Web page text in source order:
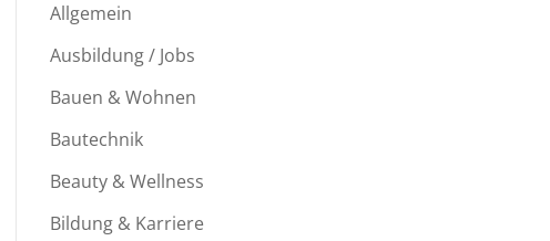
Allgemein
Ausbildung / Jobs
Bauen & Wohnen
Bautechnik
Beauty & Wellness
Bildung & Karriere